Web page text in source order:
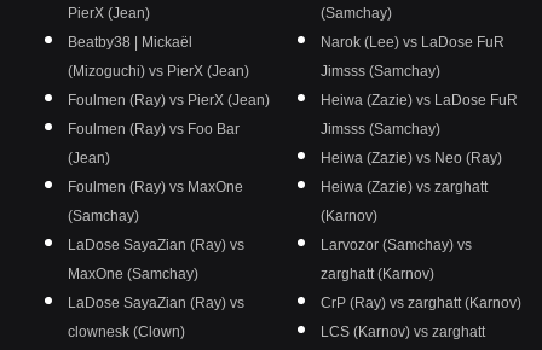
PierX (Jean)
Beatby38 | Mickaël
(Mizoguchi) vs PierX (Jean)
Foulmen (Ray) vs PierX (Jean)
Foulmen (Ray) vs Foo Bar
(Jean)
Foulmen (Ray) vs MaxOne
(Samchay)
LaDose SayaZian (Ray) vs
MaxOne (Samchay)
LaDose SayaZian (Ray) vs
clownesk (Clown)
(Samchay)
Narok (Lee) vs LaDose FuR
Jimsss (Samchay)
Heiwa (Zazie) vs LaDose FuR
Jimsss (Samchay)
Heiwa (Zazie) vs Neo (Ray)
Heiwa (Zazie) vs zarghatt
(Karnov)
Larvozor (Samchay) vs
zarghatt (Karnov)
CrP (Ray) vs zarghatt (Karnov)
LCS (Karnov) vs zarghatt